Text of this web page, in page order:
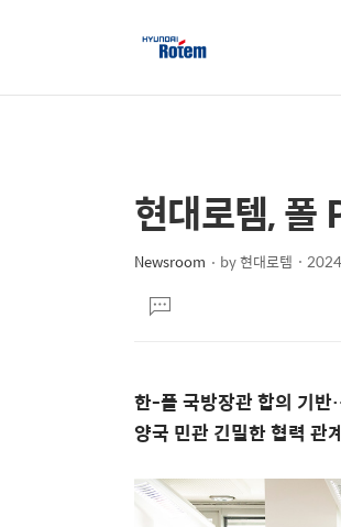
상
세
컨
텐
본
문
제
현대로템, 폴
Newsroom by현대로템
문댓
글
한-폴 국방장관 합의 기
양국 민관 긴밀한 협력 관